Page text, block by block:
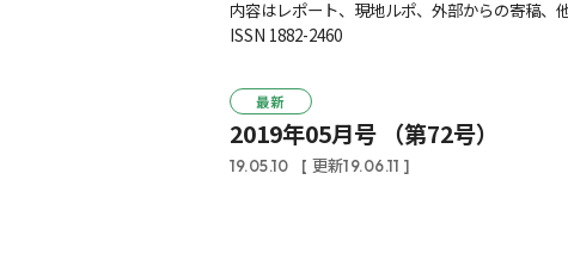
内容はレポート、現地ルポ、外部からの寄稿、
ISSN 1882-2460
最新
2019年05月号 （第72号）
19.05.10 [ 更新19.06.11 ]